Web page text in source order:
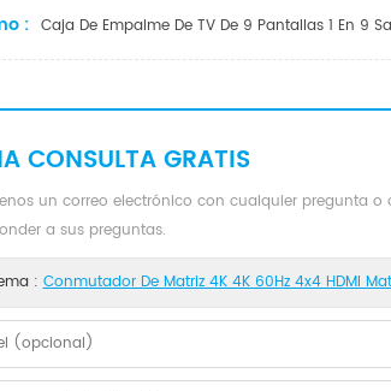
: Caja De Empalme De TV De 9 Pantallas 1 En 9
CONSULTA GRATIS
un correo electrónico con cualquier pregunta
a sus preguntas.
: Conmutador De Matriz 4K 4K 60Hz 4x4 HDMI